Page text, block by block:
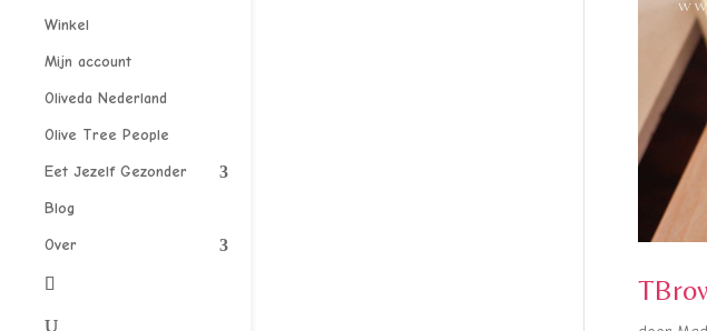
Winkel
Mijn account
Oliveda Nederland
Olive Tree People
Eet Jezelf Gezonder
Blog
Over